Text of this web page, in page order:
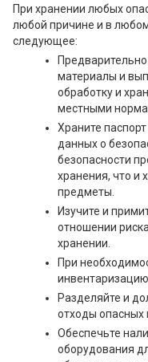
При хранении любых
любой причине и в
следующее:
материалы и
обработку и
местными
Храните
данных о
безопасности
хранения, что и
предметы.
Изучите и
отношении
хранении.
При
Разделяйте и
отходы опасных
Обеспечьте
оборудования